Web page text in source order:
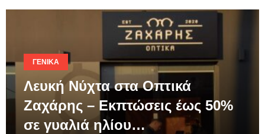
ΓΕΝΙΚΆ
Λευκή Νύχτα στα Οπτικά
Ζαχάρης – Εκπτώσεις έως 50%
σε γυαλιά ηλίου…